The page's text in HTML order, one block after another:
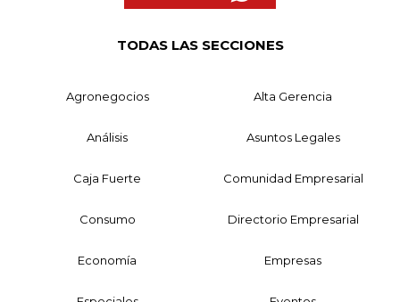
TODAS LAS SECCIONES
Agronegocios Alta Gerencia
Análisis Asuntos Legales
Caja Fuerte Comunidad Empresarial
Consumo Directorio Empresarial
Economía Empresas